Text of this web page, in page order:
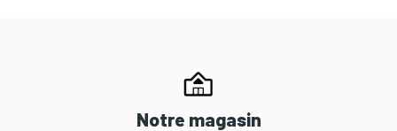
Notre magasin